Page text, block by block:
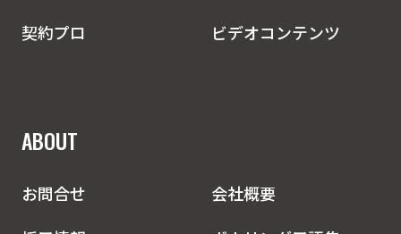
契約プロ
ビデオコンテンツ
ABOUT
お問合せ
会社概要